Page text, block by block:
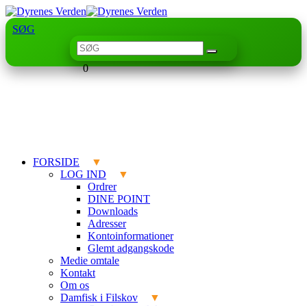
SØG
0
FORSIDE
LOG IND
Ordrer
DINE POINT
Downloads
Adresser
Kontoinformationer
Glemt adgangskode
Medie omtale
Kontakt
Om os
Damfisk i Filskov